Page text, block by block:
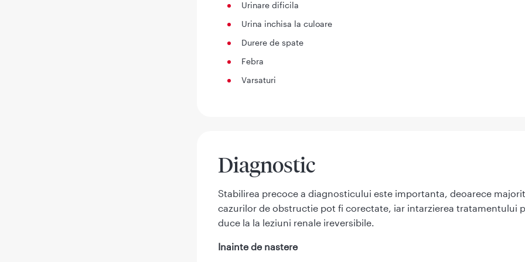
Urinare dificila
Urina inchisa la culoare
Durere de spate
Febra
Varsaturi
Diagnostic
Stabilirea precoce a diagnosticului este importanta, deoarece
cazurilor de obstructie pot fi corectate, iar intarzierea tratamentului
duce la la leziuni renale ireversibile.
Inainte de nastere